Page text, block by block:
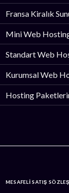
Fransa Kiralık
Mini Web
Standart Web
Kurumsal Web
Hosting
MESAFELİ SATIŞ